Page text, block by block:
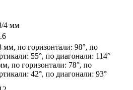
4 мм
мм, по горизонтали: 98°, по
55°, по диагонали: 114°
по горизонтали: 78°, по
42°, по диагонали: 93°